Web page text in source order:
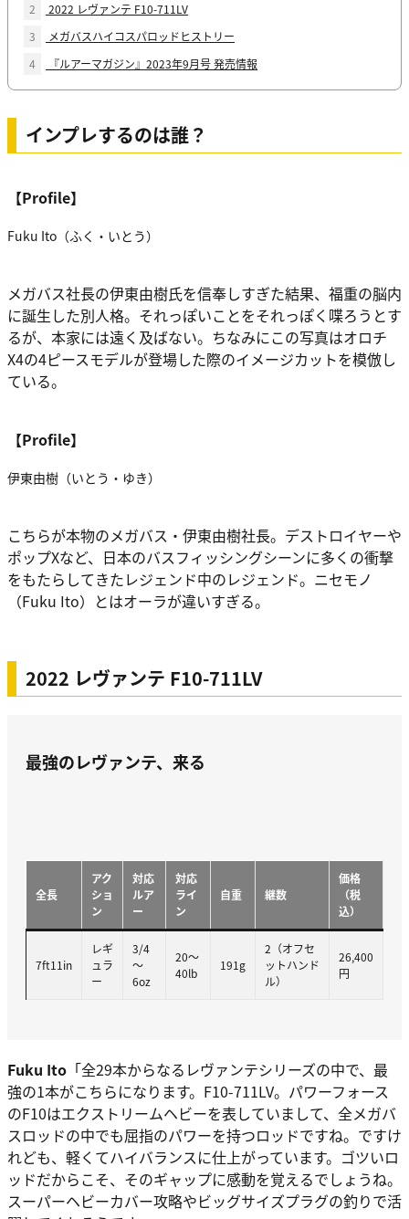
2
2022 レヴァンテ F10-711LV
3
メガバスハイコスパロッドヒストリー
4
『ルアーマガジン』2023年9月号 発売情報
インプレするのは誰？
【Profile】
Fuku Ito（ふく・いとう）
メガバス社長の伊東由樹氏を信奉しすぎた結果、福重の脳内
に誕生した別人格。それっぽいことをそれっぽく喋ろうとす
るが、本家には遠く及ばない。ちなみにこの写真はオロチ
X4の4ピースモデルが登場した際のイメージカットを模倣し
ている。
【Profile】
伊東由樹（いとう・ゆき）
こちらが本物のメガバス・伊東由樹社長。デストロイヤーや
ポップXなど、日本のバスフィッシングシーンに多くの衝撃
をもたらしてきたレジェンド中のレジェンド。ニセモノ
（Fuku Ito）とはオーラが違いすぎる。
2022 レヴァンテ F10-711LV
最強のレヴァンテ、来る
全長
アク
ショ
ン
対応
ルア
ー
対応
ライ
ン
自重 継数
価格
（税
込）
7ft11in
レギ
ュラ
ー
3/4
～
6oz
20～
40lb
191g
2（オフセ
ットハンド
ル）
26,400
円
Fuku Ito 「全29本からなるレヴァンテシリーズの中で、最
強の1本がこちらになります。F10-711LV。パワーフォース
のF10はエクストリームヘビーを表していまして、全メガバ
スロッドの中でも屈指のパワーを持つロッドですね。ですけ
れども、軽くてハイバランスに仕上がっています。ゴツいロ
ッドだからこそ、そのギャップに感動を覚えるでしょうね。
スーパーヘビーカバー攻略やビッグサイズプラグの釣りで活